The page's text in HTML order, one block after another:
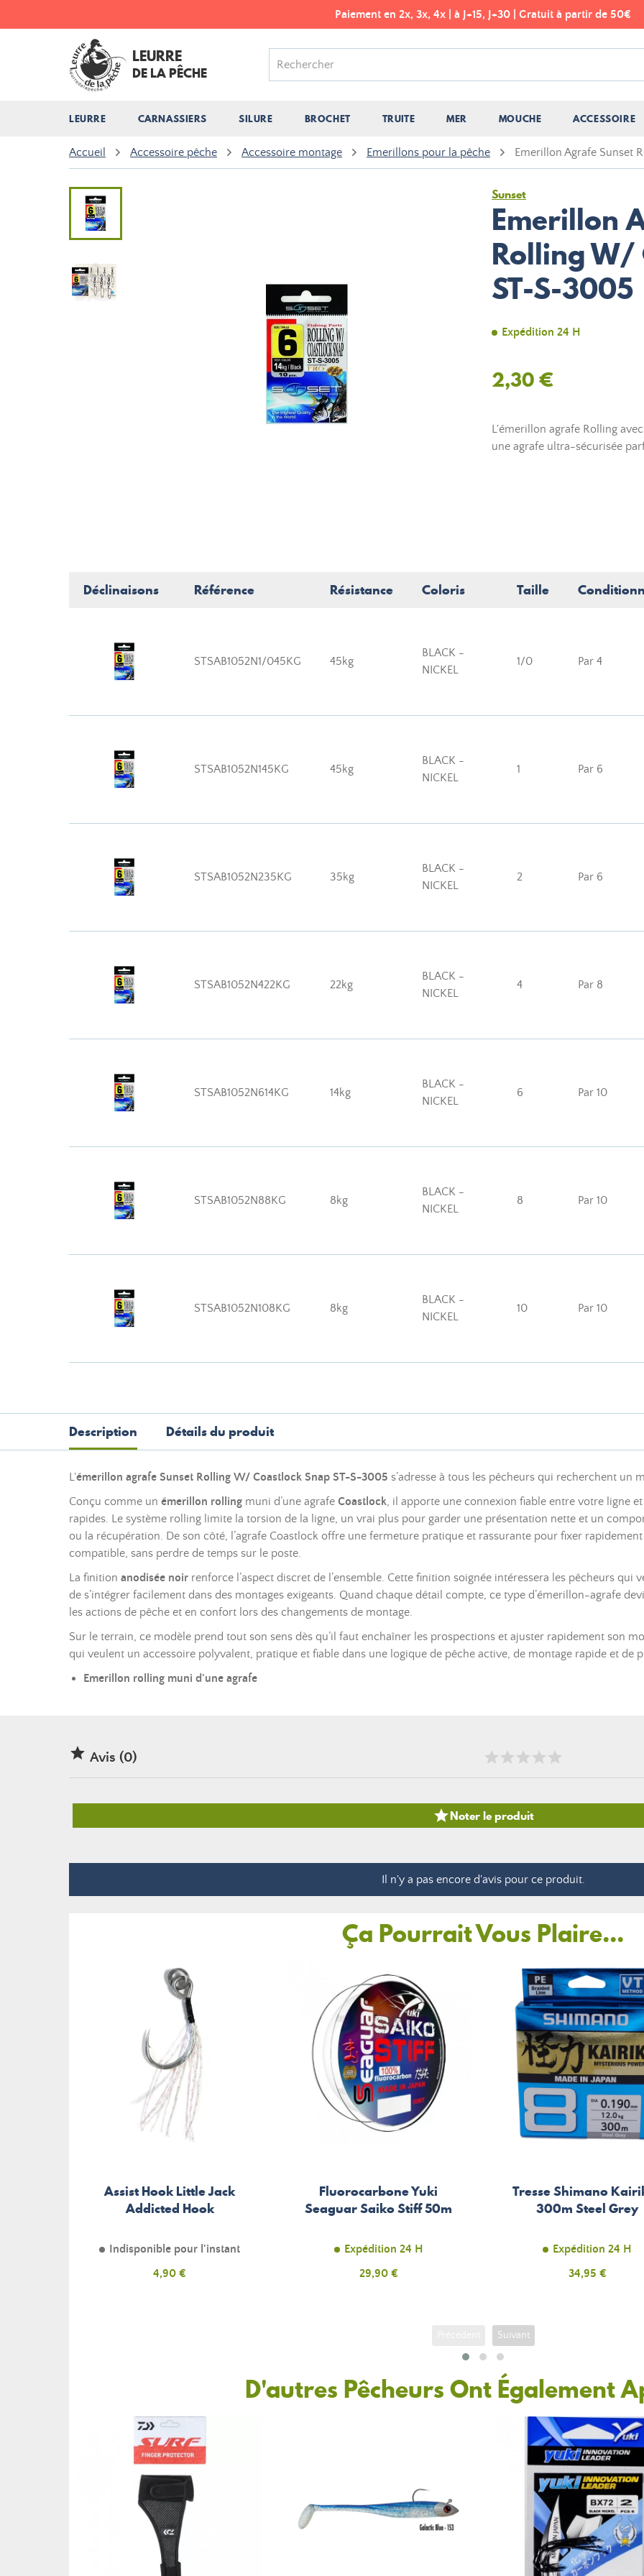
Paiement en 2x, 3x, 4x | à J+15, J+30 | Gratuit à partir de 50€
LEURRE
DE LA PÊCHE
LEURRE CARNASSIERS SILURE BROCHET TRUITE MER MOUCHE ACCESSOIRE
Accueil Accessoire pêche Accessoire montage Emerillons pour la pêche Emerillon Agrafe Sunset
Sunset
Emerillon
Rolling W/
ST-S-3005
Expédition 24 H
2,30 €
L'émerillon agrafe Rolling
une agrafe ultra-sécurisée
Déclinaisons Référence Résistance Coloris Taille
STSAB1052N1/045KG 45kg
BLACK -
NICKEL
1/0 Par 4
STSAB1052N145KG 45kg
BLACK -
NICKEL
1 Par 6
STSAB1052N235KG 35kg
BLACK -
NICKEL
2 Par 6
STSAB1052N422KG 22kg
BLACK -
NICKEL
4 Par 8
STSAB1052N614KG 14kg
BLACK -
NICKEL
6 Par 10
STSAB1052N88KG 8kg
BLACK -
NICKEL
8 Par 10
STSAB1052N108KG 8kg
BLACK -
NICKEL
10 Par 10
Description Détails du produit
L'émerillon agrafe Sunset Rolling W/ Coastlock Snap ST-S-3005 s’adresse à tous les pêcheurs qui recherchent un
Conçu comme un émerillon rolling muni d’une agrafe Coastlock, il apporte une connexion fiable entre votre ligne
rapides. Le système rolling limite la torsion de la ligne, un vrai plus pour garder une présentation nette et un
ou la récupération. De son côté, l’agrafe Coastlock offre une fermeture pratique et rassurante pour fixer
compatible, sans perdre de temps sur le poste.
La finition anodisée noir renforce l’aspect discret de l’ensemble. Cette finition soignée intéressera les pêcheurs
de s’intégrer facilement dans des montages exigeants. Quand chaque détail compte, ce type d’émerillon-agrafe
les actions de pêche et en confort lors des changements de montage.
Sur le terrain, ce modèle prend tout son sens dès qu’il faut enchaîner les prospections et ajuster rapidement son
qui veulent un accessoire polyvalent, pratique et fiable dans une logique de pêche active, de montage rapide et de
Emerillon rolling muni d'une agrafe
 Avis (0)
Noter le produit
Il n'y a pas encore d'avis pour ce produit.
Ça Pourrait Vous Plaire...
Assist Hook Little Jack
Addicted Hook
Indisponible pour l'instant
Prix
4,90 €
Fluorocarbone Yuki
Seaguar Saiko Stiff 50m
Expédition 24 H
Prix
29,90 €
Tresse Shimano
300m Steel Grey
Expédition 24 H
Prix
34,95 €
Suivant
D'autres Pêcheurs Ont Également